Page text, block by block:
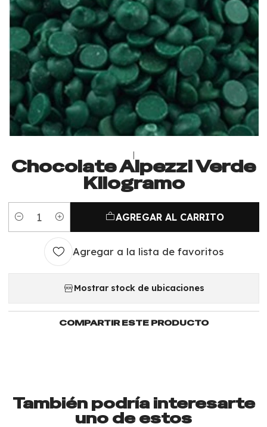
|
Chocolate Alpezzi Verde
Kilogramo
Cantidad
AGREGAR AL CARRITO
Agregar a la lista de favoritos
Mostrar stock de ubicaciones
COMPARTIR ESTE PRODUCTO
También podría interesarte
uno de estos